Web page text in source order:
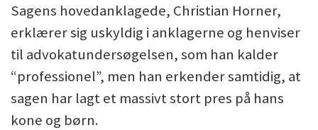
Sagens hovedanklagede, Christian Horner,
erklærer sig uskyldig i anklagerne og henviser
til advokatundersøgelsen, som han kalder
“professionel”, men han erkender samtidig, at
sagen har lagt et massivt stort pres på hans
kone og børn.